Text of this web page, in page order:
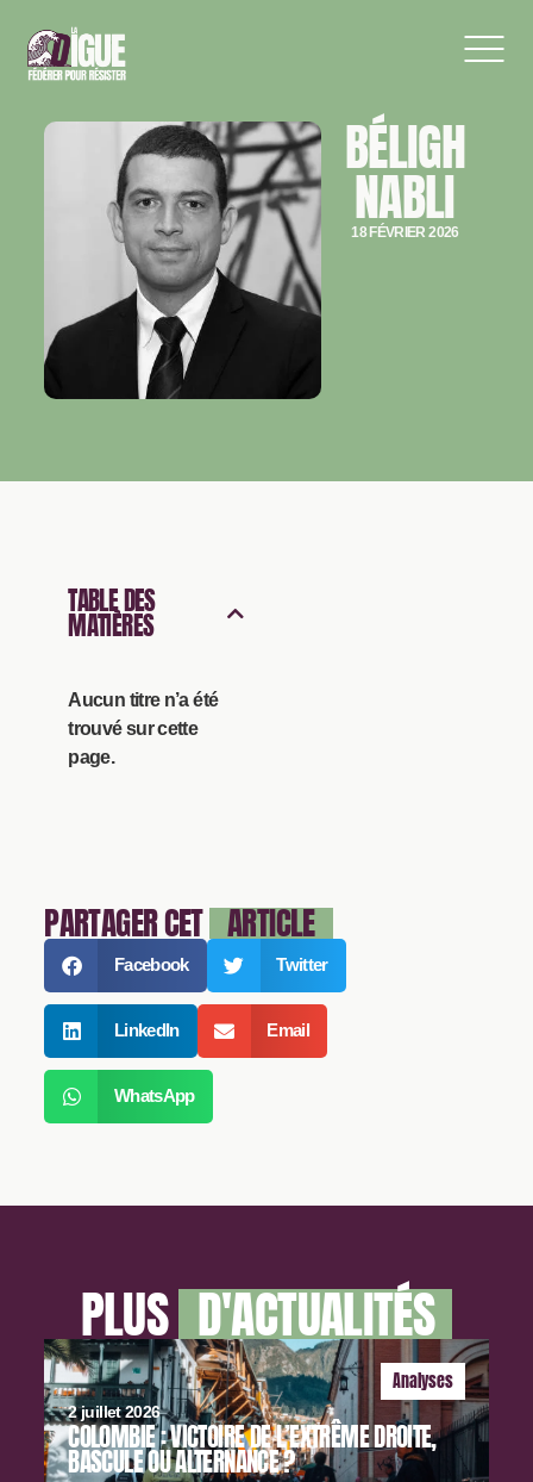
BÉLIGH
NABLI
18 FÉVRIER 2026
TABLE DES
MATIÈRES
Aucun titre n’a été
trouvé sur cette
page.
PARTAGER CET ARTICLE
Facebook Twitter
LinkedIn Email
WhatsApp
PLUS D'ACTUALITÉS
Analyses
2 juillet 2026
COLOMBIE : VICTOIRE DE L’EXTRÊME DROITE,
BASCULE OU ALTERNANCE ?